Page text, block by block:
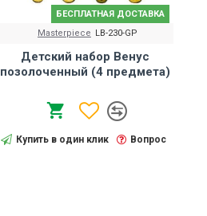
БЕСПЛАТНАЯ ДОСТАВКА
Masterpiece LB-230-GP
Детский набор Венус
позолоченный (4 предмета)
Купить в один клик Вопрос